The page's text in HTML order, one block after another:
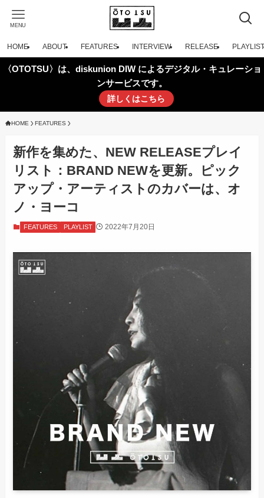
MENU
HOME ABOUT FEATURES INTERVIEW RELEASE PLAYLIST
〈OTOTSU〉は、diskunion DIW によるデジタル・キュレーショ
ンサービスです。
詳しくはこちら
HOME FEATURES
新作を集めた、NEW RELEASEプレイ
リスト：BRAND NEWを更新。ピック
アップ・アーティストのカバーは、オ
ノ・ヨーコ
FEATURES PLAYLIST 2022年7月20日